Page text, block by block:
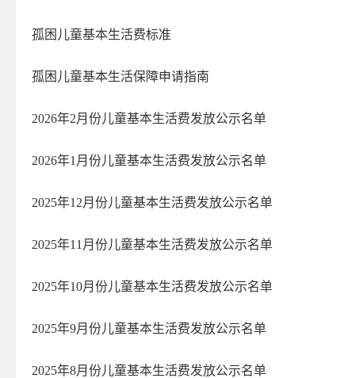
孤困儿童基本生活费标准
孤困儿童基本生活保障申请指南
2026年2月份儿童基本生活费发放公示名单
2026年1月份儿童基本生活费发放公示名单
2025年12月份儿童基本生活费发放公示名单
2025年11月份儿童基本生活费发放公示名单
2025年10月份儿童基本生活费发放公示名单
2025年9月份儿童基本生活费发放公示名单
2025年8月份儿童基本生活费发放公示名单